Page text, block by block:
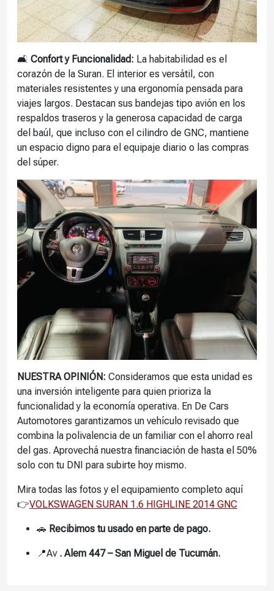
🛋️ Confort y Funcionalidad: La habitabilidad es el
corazón de la Suran. El interior es versátil, con
materiales resistentes y una ergonomía pensada para
viajes largos. Destacan sus bandejas tipo avión en los
respaldos traseros y la generosa capacidad de carga
del baúl, que incluso con el cilindro de GNC, mantiene
un espacio digno para el equipaje diario o las compras
del súper.
NUESTRA OPINIÓN: Consideramos que esta unidad es
una inversión inteligente para quien prioriza la
funcionalidad y la economía operativa. En De Cars
Automotores garantizamos un vehículo revisado que
combina la polivalencia de un familiar con el ahorro real
del gas. Aprovechá nuestra financiación de hasta el 50%
solo con tu DNI para subirte hoy mismo.
Mira todas las fotos y el equipamiento completo aquí
👉VOLKSWAGEN SURAN 1.6 HIGHLINE 2014 GNC
🚗 Recibimos tu usado en parte de pago.
📍Av . Alem 447 – San Miguel de Tucumán.